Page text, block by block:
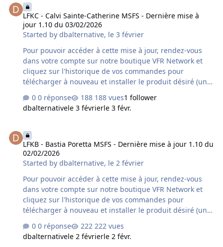
supplémentaire variable peut s'avérer nécessaire à la
mise à disposition de cette mise à jour par le revendeur
concerné. Contenu de la mise à jour version 1.10 du
03/02/2026 : LFKC - Calvi Sainte-Catherine - ground
texture color updated LFK…
LFKC - Calvi Sainte-Catherine MSFS - Dernière mise à
jour 1.10 du 03/02/2026
Started bydbalternative, le 3 février
Pour pouvoir accéder à cette mise à jour, rendez-vous
dans votre compte sur notre boutique VFR Network et
cliquez sur l'historique de vos commandes pour
télécharger à nouveau et installer le produit désiré (une
désinstallation préalable du produit déjà installé sur
votre ordinateur est fortement conseillée). Si vous avez
acquis le produit chez un autre revendeur assurez-vous
supplémentaire variable peut s'avérer nécessaire à la
mise à disposition de cette mise à jour par le revendeur
concerné. Contenu de la mise à jour version 1.10 du
03/02/2026 : - adaptation colorimétrie textures sol
0 réponse 188 vues1 follower
dbalternativele 3 févrierle 3 févr.
LFKB - Bastia Poretta MSFS - Dernière mise à jour 1.10 du
02/02/2026
Started bydbalternative, le 2 février
Pour pouvoir accéder à cette mise à jour, rendez-vous
dans votre compte sur notre boutique VFR Network et
cliquez sur l'historique de vos commandes pour
télécharger à nouveau et installer le produit désiré (une
désinstallation préalable du produit déjà installé sur
votre ordinateur est fortement conseillée). Si vous avez
acquis le produit chez un autre revendeur assurez-vous
0 réponse
222 vues
dbalternativele 2 févrierle 2 févr.